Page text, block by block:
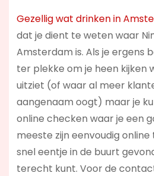
Gezellig wat drinken in
dat je dient te weten waar
Amsterdam is. Als je ergens
ter plekke om je heen kijken
uitziet (of waar al meer
aangenaam oogt) maar je
online checken waar je een
meeste zijn eenvoudig
snel eentje in de buurt
terecht kunt. Voor de